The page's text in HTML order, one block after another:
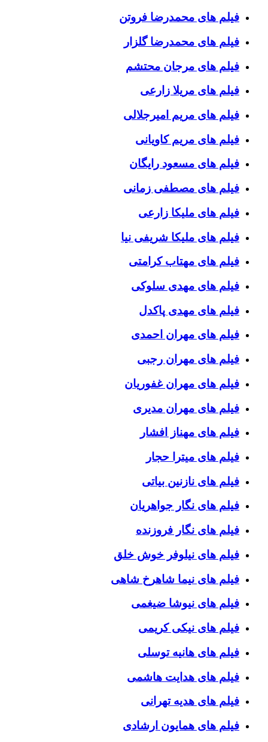
فیلم های محمدرضا فروتن
فیلم های محمدرضا گلزار
فیلم های مرجان محتشم
فیلم های مریلا زارعی
فیلم های مریم امیرجلالی
فیلم های مریم کاویانی
فیلم های مسعود رایگان
فیلم های مصطفی زمانی
فیلم های ملیکا زارعی
فیلم های ملیکا شریفی نیا
فیلم های مهتاب کرامتی
فیلم های مهدی سلوکی
فیلم های مهدی پاکدل
فیلم های مهران احمدی
فیلم های مهران رجبی
فیلم های مهران غفوریان
فیلم های مهران مدیری
فیلم های مهناز افشار
فیلم های میترا حجار
فیلم های نازنین بیاتی
فیلم های نگار جواهریان
فیلم های نگار فروزنده
فیلم های نیلوفر خوش خلق
فیلم های نیما شاهرخ شاهی
فیلم های نیوشا ضیغمی
فیلم های نیکی کریمی
فیلم های هانیه توسلی
فیلم های هدایت هاشمی
فیلم های هدیه تهرانی
فیلم های همایون ارشادی